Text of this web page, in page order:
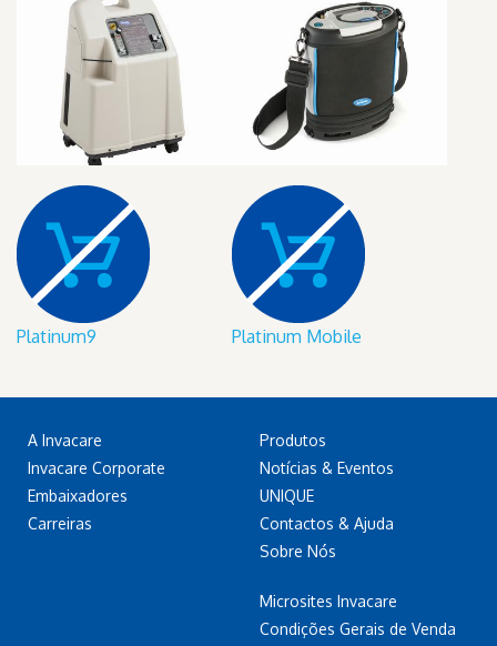
Platinum9 Platinum Mobile
A Invacare
Invacare Corporate
Embaixadores
Carreiras
Produtos
Notícias & Eventos
UNIQUE
Contactos & Ajuda
Sobre Nós
Microsites Invacare
Condições Gerais de Venda